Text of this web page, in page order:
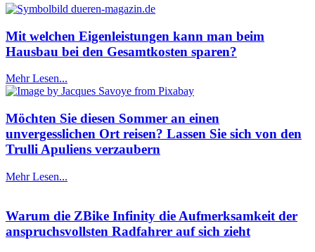
Mit welchen Eigenleistungen kann man beim
Hausbau bei den Gesamtkosten sparen?
Mehr Lesen...
Möchten Sie diesen Sommer an einen
unvergesslichen Ort reisen? Lassen Sie sich von den
Trulli Apuliens verzaubern
Mehr Lesen...
Warum die ZBike Infinity die Aufmerksamkeit der
anspruchsvollsten Radfahrer auf sich zieht